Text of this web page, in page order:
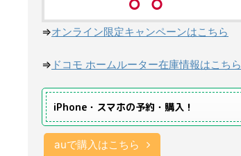
⇒オンライン限定キャンペーンはこちら
⇒ ドコモ ホームルーター在庫情報はこちら
iPhone・スマホの予約・購入！
auで購入はこちら